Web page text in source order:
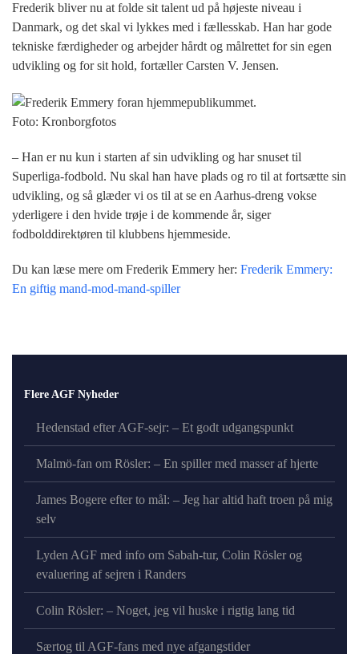
Frederik bliver nu at folde sit talent ud på højeste niveau i
Danmark, og det skal vi lykkes med i fællesskab. Han har gode
tekniske færdigheder og arbejder hårdt og målrettet for sin egen
udvikling og for sit hold, fortæller Carsten V. Jensen.
Foto: Kronborgfotos
– Han er nu kun i starten af sin udvikling og har snuset til
Superliga-fodbold. Nu skal han have plads og ro til at fortsætte sin
udvikling, og så glæder vi os til at se en Aarhus-dreng vokse
yderligere i den hvide trøje i de kommende år, siger
fodbolddirektøren til klubbens hjemmeside.
Du kan læse mere om Frederik Emmery her: Frederik Emmery:
En giftig mand-mod-mand-spiller
Flere AGF Nyheder
Hedenstad efter AGF-sejr: – Et godt udgangspunkt
Malmö-fan om Rösler: – En spiller med masser af hjerte
James Bogere efter to mål: – Jeg har altid haft troen på mig
selv
Lyden AGF med info om Sabah-tur, Colin Rösler og
evaluering af sejren i Randers
Colin Rösler: – Noget, jeg vil huske i rigtig lang tid
Særtog til AGF-fans med nye afgangstider